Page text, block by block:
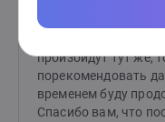
отпустит. Но, если
желание распутать
произойдут тут же,
порекомендовать
временем буду
Спасибо вам, что